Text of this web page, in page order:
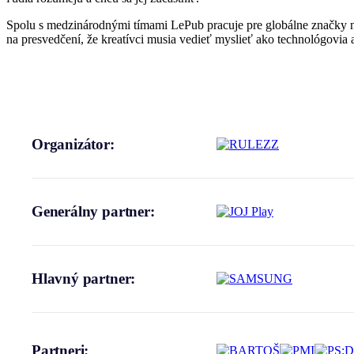
Spolu s medzinárodnými tímami LePub pracuje pre globálne
na presvedčení, že kreatívci musia vedieť myslieť ako technológovia
Organizátor:
Generálny partner:
Hlavný partner:
Partneri: